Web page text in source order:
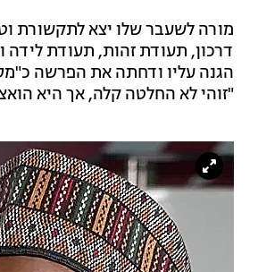
דרכון, תעודת זהות, תעודת
הגנה עליו ודחתה את הפרשה
"זוהי לא החלטה קלה, אך היא